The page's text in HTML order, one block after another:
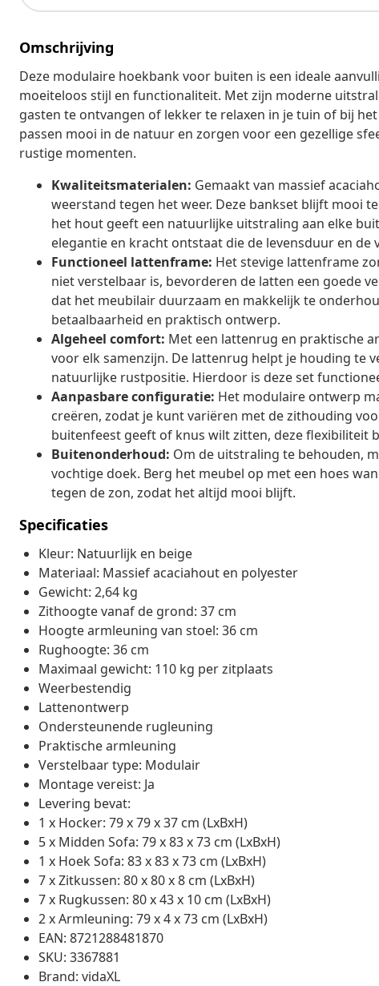
Omschrijving
Deze modulaire hoekbank voor buiten is een ideale
moeiteloos stijl en functionaliteit. Met zijn moderne
gasten te ontvangen of lekker te relaxen in je tuin of bij
passen mooi in de natuur en zorgen voor een gezellige
rustige momenten.
Kwaliteitsmaterialen: Gemaakt van massief
weerstand tegen het weer. Deze bankset blijft mooi
het hout geeft een natuurlijke uitstraling aan elke
elegantie en kracht ontstaat die de levensduur en
Functioneel lattenframe: Het stevige lattenframe
niet verstelbaar is, bevorderen de latten een goede
dat het meubilair duurzaam en makkelijk te
betaalbaarheid en praktisch ontwerp.
Algeheel comfort: Met een lattenrug en praktische
voor elk samenzijn. De lattenrug helpt je houding te
natuurlijke rustpositie. Hierdoor is deze set
Aanpasbare configuratie: Het modulaire ontwerp
creëren, zodat je kunt variëren met de zithouding
buitenfeest geeft of knus wilt zitten, deze flexibiliteit
Buitenonderhoud: Om de uitstraling te behouden,
vochtige doek. Berg het meubel op met een hoes
tegen de zon, zodat het altijd mooi blijft.
Specificaties
Kleur: Natuurlijk en beige
Materiaal: Massief acaciahout en polyester
Gewicht: 2,64 kg
Zithoogte vanaf de grond: 37 cm
Hoogte armleuning van stoel: 36 cm
Rughoogte: 36 cm
Maximaal gewicht: 110 kg per zitplaats
Weerbestendig
Lattenontwerp
Ondersteunende rugleuning
Praktische armleuning
Verstelbaar type: Modulair
Montage vereist: Ja
Levering bevat:
1 x Hocker: 79 x 79 x 37 cm (LxBxH)
5 x Midden Sofa: 79 x 83 x 73 cm (LxBxH)
1 x Hoek Sofa: 83 x 83 x 73 cm (LxBxH)
7 x Zitkussen: 80 x 80 x 8 cm (LxBxH)
7 x Rugkussen: 80 x 43 x 10 cm (LxBxH)
2 x Armleuning: 79 x 4 x 73 cm (LxBxH)
EAN: 8721288481870
SKU: 3367881
Brand: vidaXL